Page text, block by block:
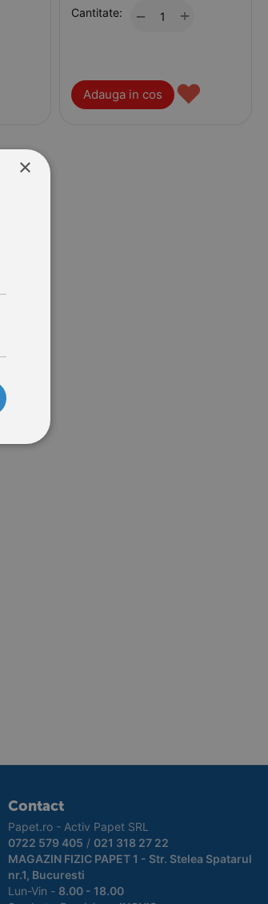
Cantitate: +
−
Adauga in cos ♥
Contact
Papet.ro - Activ Papet SRL
0722 579 405 / 021 318 27 22
MAGAZIN FIZIC PAPET 1 - Str. Stelea Spatarul
nr.1, Bucuresti
Lun-Vin - 8.00 - 18.00
×